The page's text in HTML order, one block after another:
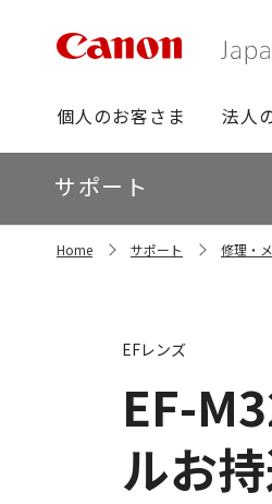
グ
ロ
ー
バ
ビ
個人のお客さま 法人
ロ
ー
カ
ル
サポート
Home サポート 修理・
EF-
ルお
EFレンズ